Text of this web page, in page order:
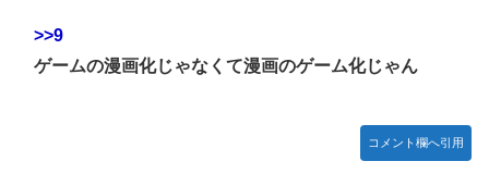
>>9
ゲームの漫画化じゃなくて漫画のゲーム化じゃん
コメント欄へ引用